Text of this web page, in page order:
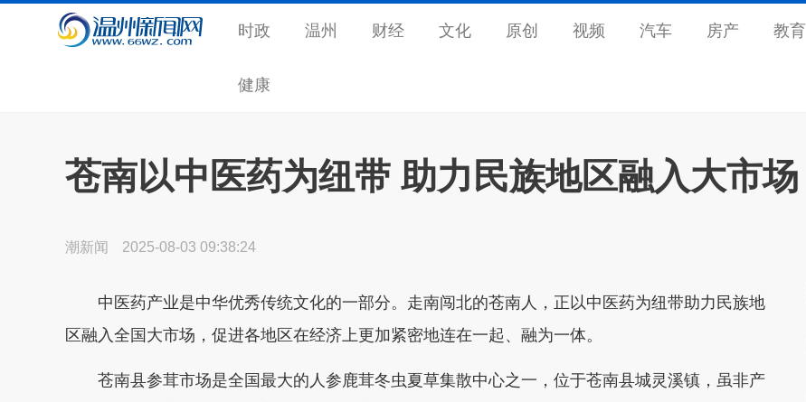
时政 温州 财经 文化 原创 视频 汽车 房产 教育
健康
苍南以中医药为纽带 助力民族地区融入大市场
潮新闻 2025-08-03 09:38:24
中医药产业是中华优秀传统文化的一部分。 走南闯北的苍南人，正以中医药为纽带助力民族地
区融入全国大市场， 促进各地区在经济上更加紧密地连在一起、融为一体。
‌苍南县参茸市场是全国最大的人参鹿茸冬虫夏草集散中心之一‌，位于苍南县城灵溪镇，虽非产